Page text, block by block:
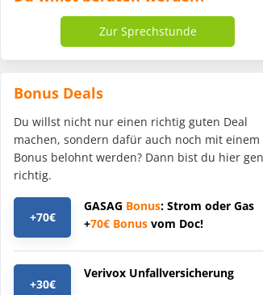
Zur Sprechstunde
Bonus Deals
Du willst nicht nur einen richtig guten Deal
machen, sondern dafür auch noch mit einem
Bonus belohnt werden? Dann bist du hier
richtig.
+70€
GASAG Bonus: Strom oder Gas
+70€ Bonus vom Doc!
+30€
Verivox Unfallversicherung